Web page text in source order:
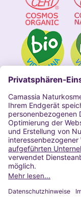
Copyright